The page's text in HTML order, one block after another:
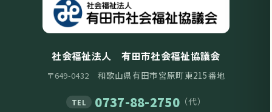
社会福祉法人 有田市社会福祉協議会
〒649-0432 和歌山県有田市宮原町東215番地
TEL 0737-88-2750（代）